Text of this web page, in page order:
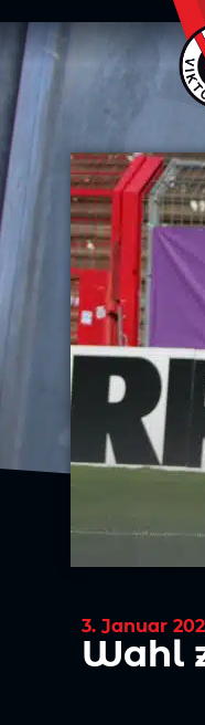
3. Januar
Wahl